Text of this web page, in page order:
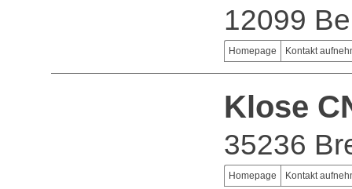
12099
Homepage Kontakt
Klose
35236
Homepage Kontakt